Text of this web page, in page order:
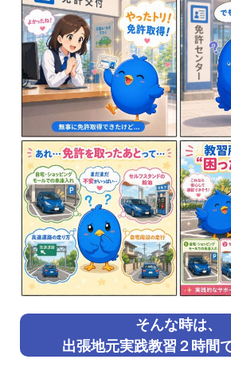
そんな時は、
出張地元実践教習２時間